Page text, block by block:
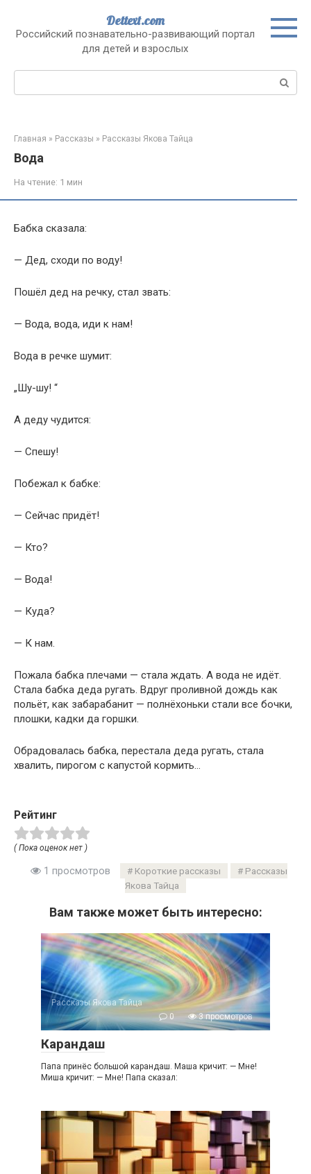
контенту
Dettext.com
Российский познавательно-развивающий портал
для детей и взрослых
Поиск:
Главная » Рассказы » Рассказы Якова Тайца
Вода
На чтение: 1 мин
Бабка сказала:
— Дед, сходи по воду!
Пошёл дед на речку, стал звать:
— Вода, вода, иди к нам!
Вода в речке шумит:
„Шу-шу! “
А деду чудится:
— Спешу!
Побежал к бабке:
— Сейчас придёт!
— Кто?
— Вода!
— Куда?
— К нам.
Пожала бабка плечами — стала ждать. А вода не идёт.
Стала бабка деда ругать. Вдруг проливной дождь как
польёт, как забарабанит — полнёхоньки стали все бочки,
плошки, кадки да горшки.
Обрадовалась бабка, перестала деда ругать, стала
хвалить, пирогом с капустой кормить…
Рейтинг
( Пока оценок нет )
1 просмотров Короткие рассказы
Рассказы
Якова Тайца
Вам также может быть интересно:
Рассказы Якова Тайца
0
3 просмотров
Карандаш
Папа принёс большой карандаш. Маша кричит: — Мне!
Миша кричит: — Мне! Папа сказал: